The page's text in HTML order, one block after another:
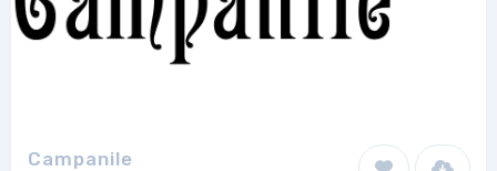
Campanile